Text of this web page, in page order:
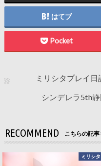
はてブ
Pocket
ミリシタプレイ
シンデレラ5th
RECOMMEND こちらの記事
ミリシタ